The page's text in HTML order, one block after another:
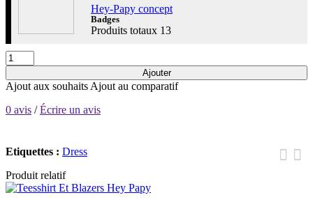
Hey-Papy concept
Badges
Produits totaux 13
Ajouter
Ajout aux souhaits Ajout au comparatif
0 avis /Écrire un avis
Etiquettes : Dress
Produit relatif